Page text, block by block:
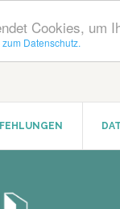
Cookies, um
Datenschutz.